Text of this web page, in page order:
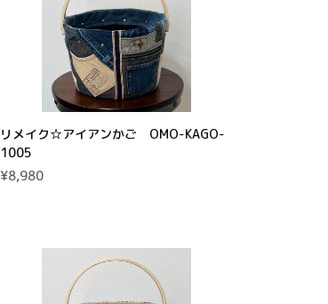
リメイク☆アイアンかご OMO-KAGO-
1005
¥8,980